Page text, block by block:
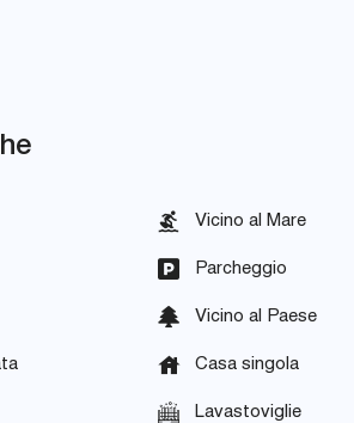
Vicino al Mare
Parcheggio
Vicino al Paese
Casa singola
Lavastoviglie